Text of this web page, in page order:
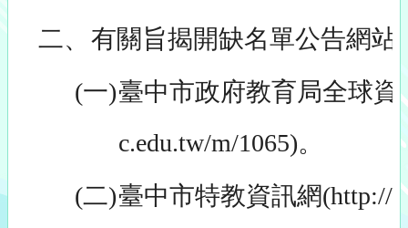
二、 有關旨揭開缺名單公告網站
(一)臺中市政府教育局全球資
c.edu.tw/m/1065)。
(二)臺中市特教資訊網(http://